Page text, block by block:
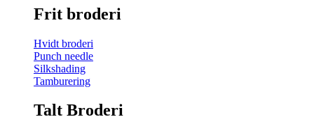
Frit broderi
Hvidt broderi
Punch needle
Silkshading
Tamburering
Talt Broderi